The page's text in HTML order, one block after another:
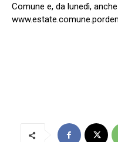
Comune e, da lunedì,